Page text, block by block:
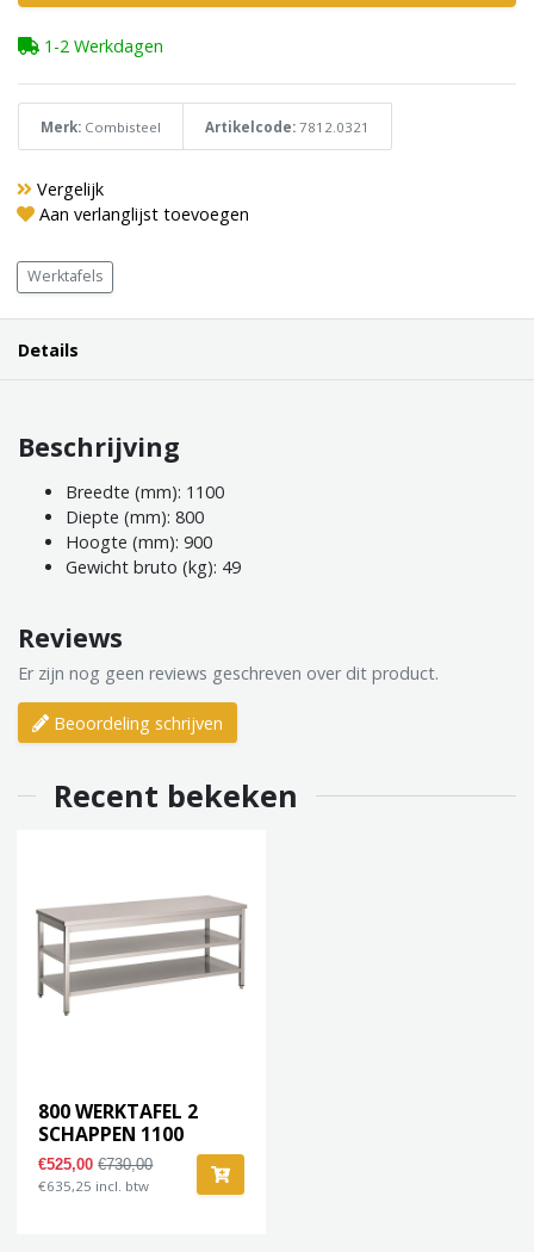
1-2 Werkdagen
Merk: Combisteel Artikelcode: 7812.0321
Vergelijk
Aan verlanglijst toevoegen
Werktafels
Details
Beschrijving
Breedte (mm): 1100
Diepte (mm): 800
Hoogte (mm): 900
Gewicht bruto (kg): 49
Reviews
Er zijn nog geen reviews geschreven over dit product.
Beoordeling schrijven
Recent bekeken
800 WERKTAFEL 2
SCHAPPEN 1100
€525,00€730,00
€635,25 incl. btw